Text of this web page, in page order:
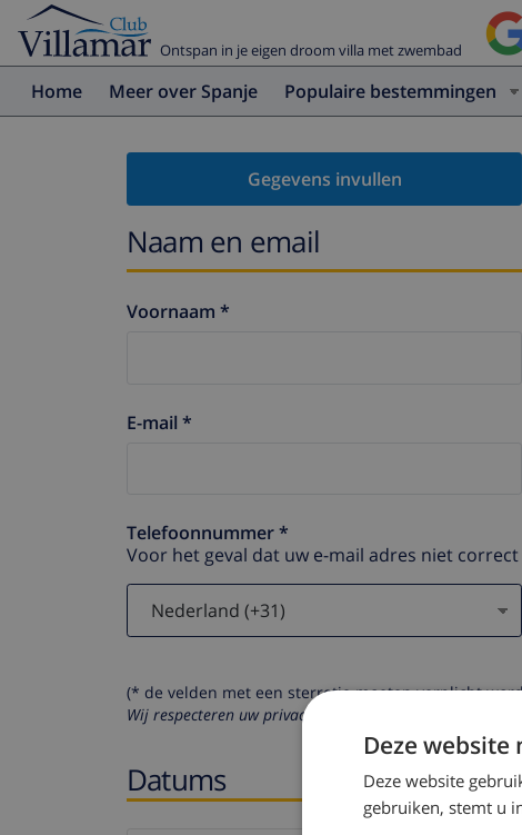
Ontspan in je eigen droom villa met zwembad
Home Meer over Spanje Populaire bestemmingen
Gegevens invullen
Naam en email
Voornaam *
E-mail *
Telefoonnummer *
Voor het geval dat uw e-mail adres niet
(* de velden met een sterretje moeten verplicht
Wij respecteren uw privacy. Uw persoonlijke gegevens
Datums
Deze
Deze website
gebruiken, stemt u